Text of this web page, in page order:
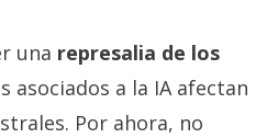
una represalia de los
asociados a la IA afectan
Por ahora, no